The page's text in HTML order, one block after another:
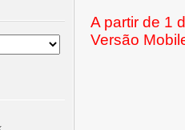
A partir de 1
Versão